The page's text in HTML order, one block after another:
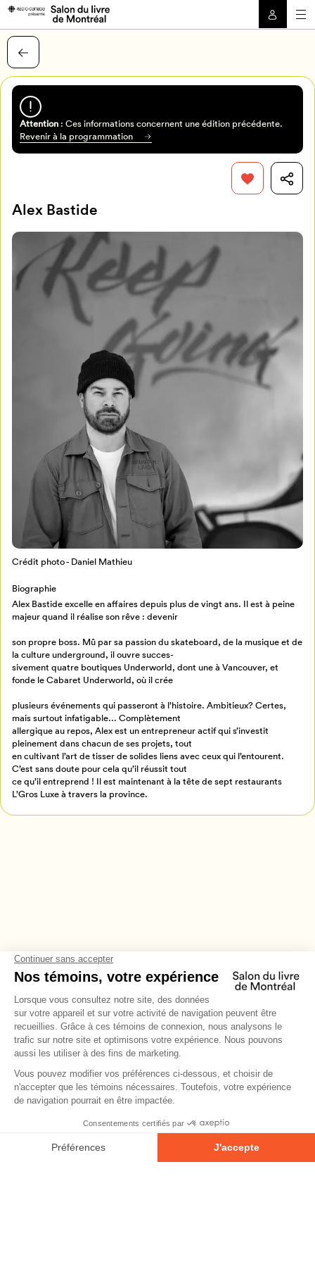
Mon Salon
Programmation
Billetterie
Retour à l’accueil
Attention: Ces informations concernent une édition précédente.
Revenir à la programmation
Alex Bastide
Crédit photo - Daniel Mathieu
Biographie
Alex Bastide excelle en affaires depuis plus de vingt ans. Il est à peine
majeur quand il réalise son rêve : devenir
son propre boss. Mû par sa passion du skateboard, de la musique et de
la culture underground, il ouvre succes-
sivement quatre boutiques Underworld, dont une à Vancouver, et
fonde le Cabaret Underworld, où il crée
plusieurs événements qui passeront à l’histoire. Ambitieux? Certes,
mais surtout infatigable... Complètement
allergique au repos, Alex est un entrepreneur actif qui s’investit
pleinement dans chacun de ses projets, tout
en cultivant l’art de tisser de solides liens avec ceux qui l’entourent.
C’est sans doute pour cela qu’il réussit tout
ce qu’il entreprend ! Il est maintenant à la tête de sept restaurants
L’Gros Luxe à travers la province.
Pour enregistrer vos favoris,
connectez-vous ou créez votre profil
Mon Salon
Se connecter
Créer un profil
Annuler